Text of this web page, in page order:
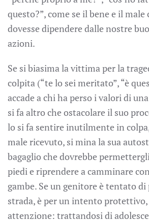
questo?”, come se il bene e il male
dovesse dipendere dalle nostre
azioni.
Se si biasima la vittima per la
colpita (“te lo sei meritato”, “è
accade a chi ha perso i valori di
si fa altro che ostacolare il suo
lo si fa sentire inutilmente in
male ricevuto, si mina la sua
bagaglio che dovrebbe
piedi e riprendere a camminare
gambe. Se un genitore è tentato
strada, è per un intento protettivo,
attenzione: trattandosi di